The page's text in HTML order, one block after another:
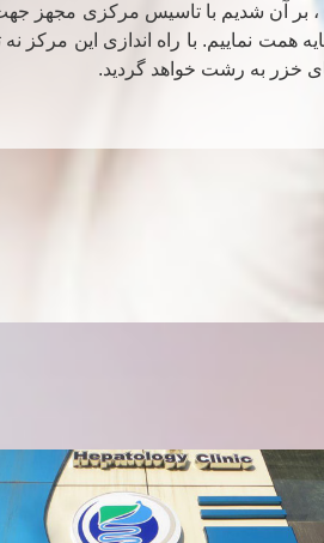
، بر آن شدیم با تاسیس مرکزی مجهز جهت
نماییم. با راه اندازی این مرکز نه
خزر به رشت خواهد گردید.